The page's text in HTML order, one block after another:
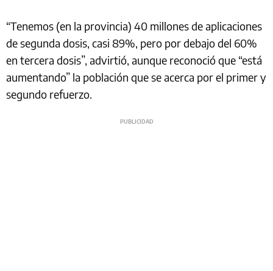
“Tenemos (en la provincia) 40 millones de aplicaciones
de segunda dosis, casi 89%, pero por debajo del 60%
en tercera dosis”, advirtió, aunque reconoció que “está
aumentando” la población que se acerca por el primer y
segundo refuerzo.